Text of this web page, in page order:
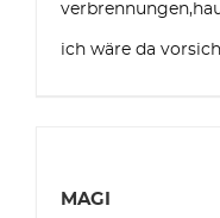
ich wäre da
MAGI